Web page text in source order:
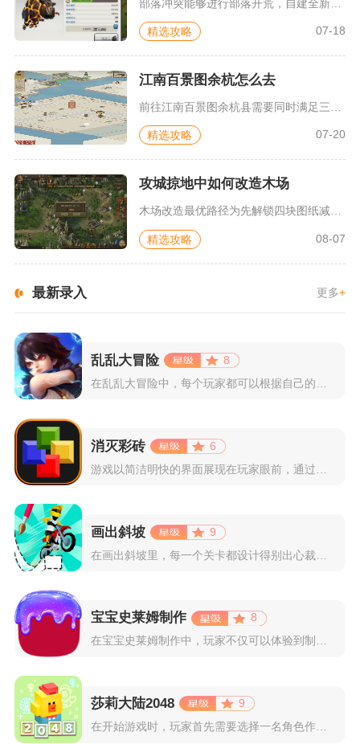
部落冲突能够进行部落开荒，自建全新部落从零起步完成部落都城、...
精选攻略 07-18
江南百景图余杭怎么去
精选攻略 07-20
攻城掠地中如何改造木场
木场改造最优路径为先解锁四块图纸减免地块，再依次完成增产地块...
精选攻略 08-07
最新录入 更多+
乱乱大冒险
8
消灭彩砖
6
画出斜坡
9
宝宝史莱姆制作
8
在宝宝史莱姆制作中，玩家不仅可以体验到制作史莱姆的乐趣，还能...
莎莉大陆2048
9
在开始游戏时，玩家首先需要选择一名角色作为自己的代表，在神秘...